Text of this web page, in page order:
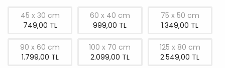
45 x 30 cm
749,00 TL
60 x 40 cm
999,00 TL
75 x 50 cm
1.349,00 TL
90 x 60 cm
1.799,00 TL
100 x 70 cm
2.099,00 TL
125 x 80 cm
2.549,00 TL